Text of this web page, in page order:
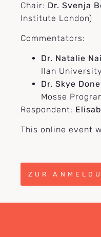
Chair: Dr. Svenja
Institute London)
Commentators:
Dr. Natalie
Ilan
Dr. Skye
Mosse
Respondent:
This online event
ZUR